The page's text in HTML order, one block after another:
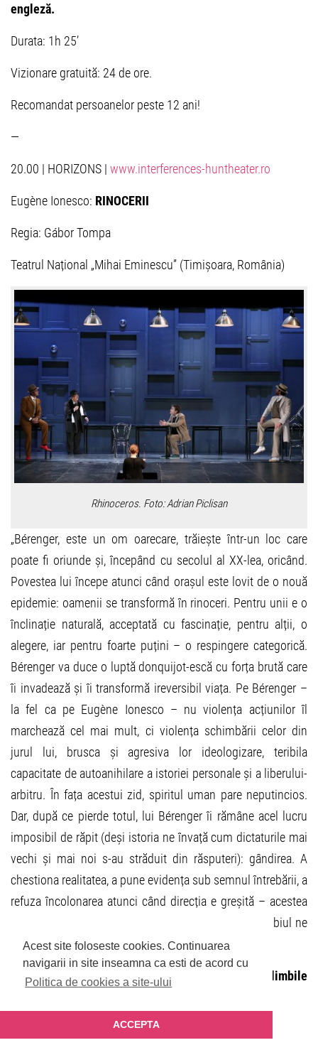
Acest site foloseste cookies. Continuarea
navigarii in site inseamna ca esti de acord cu
Politica de cookies a site-ului
ACCEPTA
engleză.
Durata: 1h 25’
Vizionare gratuită: 24 de ore.
Recomandat persoanelor peste 12 ani!
—
20.00 | HORIZONS | www.interferences-huntheater.ro
Eugène Ionesco: RINOCERII
Regia: Gábor Tompa
Teatrul Național „Mihai Eminescu” (Timișoara, România)
Rhinoceros. Foto: Adrian Piclisan
„Bérenger, este un om oarecare, trăiește într-un loc care
poate fi oriunde și, începând cu secolul al XX-lea, oricând.
Povestea lui începe atunci când orașul este lovit de o nouă
epidemie: oamenii se transformă în rinoceri. Pentru unii e o
înclinație naturală, acceptată cu fascinație, pentru alții, o
alegere, iar pentru foarte puțini – o respingere categorică.
Bérenger va duce o luptă donquijot-escă cu forța brută care
îi invadează și îi transformă ireversibil viața. Pe Bérenger –
la fel ca pe Eugène Ionesco – nu violența acțiunilor îl
marchează cel mai mult, ci violența schimbării celor din
jurul lui, brusca și agresiva lor ideologizare, teribila
capacitate de autoanihilare a istoriei personale și a liberului-
arbitru. În fața acestui zid, spiritul uman pare neputincios.
Dar, după ce pierde totul, lui Bérenger îi rămâne acel lucru
imposibil de răpit (deși istoria ne învață cum dictaturile mai
vechi și mai noi s-au străduit din răsputeri): gândirea. A
chestiona realitatea, a pune evidența sub semnul întrebării, a
refuza încolonarea atunci când direcția e greșită – acestea
sunt acțiunile care dinamitează rinocerul din noi. Dubiul ne
face umani.” Codruța Popov
Spectacol în limba română cu subtitrare în limbile